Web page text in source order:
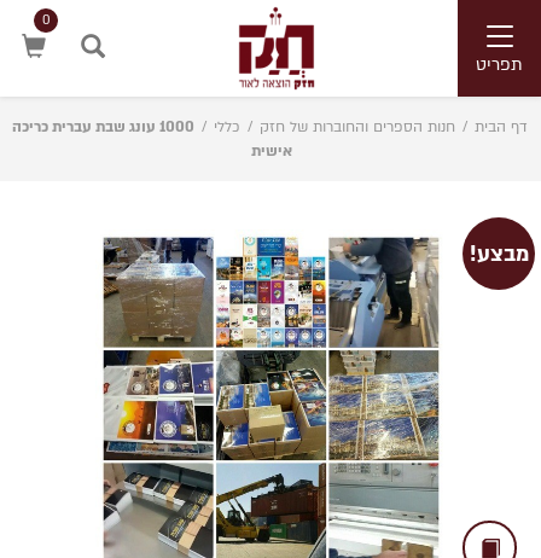
Toggle
navigationתפריט
0
דף הבית / חנות הספרים והחוברות של חזק / כללי /
1000 עונג שבת עברית כריכה
אישית
מבצע!